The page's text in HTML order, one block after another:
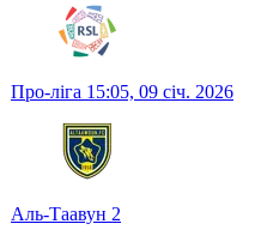
Про-ліга 15:05, 09 січ. 2026
Аль-Таавун 2